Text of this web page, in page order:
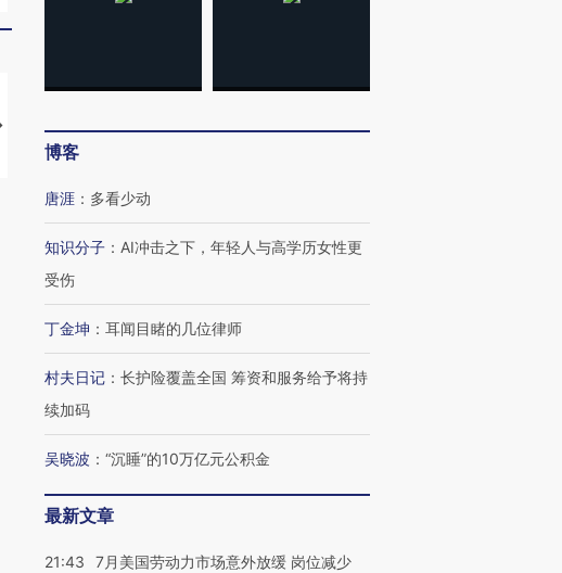
【推广】走进第四届链博
会，让数智科技“链”接产
【商旅对话】华住集团
博客
唐涯 ： 多看少动
知识分子 ： AI冲击之下，年轻人与高学历女性更
受伤
丁金坤 ： 耳闻目睹的几位律师
村夫日记 ： 长护险覆盖全国 筹资和服务给予将持
续加码
吴晓波 ： “沉睡”的10万亿元公积金
最新文章
21:43
7月美国劳动力市场意外放缓 岗位减少